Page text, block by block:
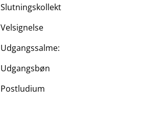
Slutningskollekt
Velsignelse
Udgangssalme:
Udgangsbøn
Postludium